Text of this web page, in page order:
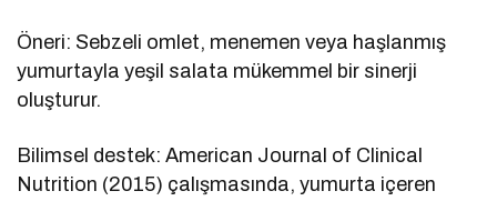
Öneri: Sebzeli omlet, menemen veya haşlanmış
yumurtayla yeşil salata mükemmel bir sinerji
oluşturur.
Bilimsel destek: American Journal of Clinical
Nutrition (2015) çalışmasında, yumurta içeren